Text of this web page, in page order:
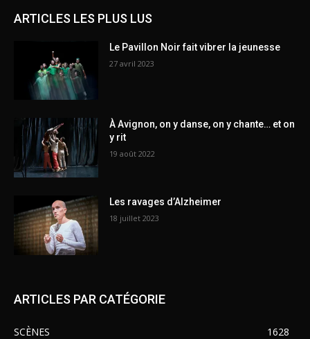
ARTICLES LES PLUS LUS
Le Pavillon Noir fait vibrer la jeunesse
27 avril 2023
À Avignon, on y danse, on y chante… et on
y rit
19 août 2022
Les ravages d’Alzheimer
18 juillet 2023
ARTICLES PAR CATÉGORIE
SCÈNES
1628